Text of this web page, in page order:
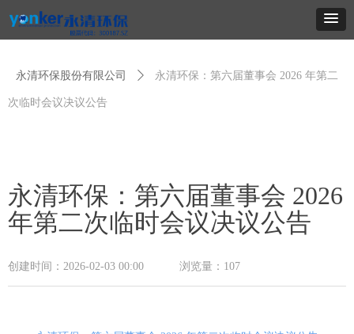
永清环保：第六届董事会 2026
年第二次临时会议决议公告
创建时间： 2026-02-03 00:00 浏览量： 107
永清环保股份有限公司 ꄲ 永清环保：第六届董事会 2026 年第二
次临时会议决议公告